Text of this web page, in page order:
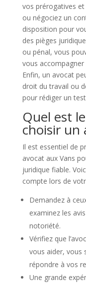
vos prérogatives
ou négociez un
disposition pour
des pièges
ou pénal, vous
vous
Enfin, un avocat
droit du travail ou
pour rédiger un
Quel est
choisir un
Il est essentiel de
avocat aux Vans
juridique fiable.
compte lors de
Demandez à
examinez les
notoriété.
Vérifiez que
vous aider, vous
répondre à vos
Une grande